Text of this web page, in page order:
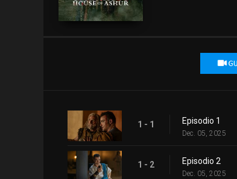
1 - 1 Episodio 1
Dec. 05, 2025
1 - 2 Episodio 2
Dec. 05, 2025